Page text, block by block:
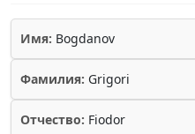
Имя: Bogdanov
Фамилия: Grigori
Отчество: Fiodor